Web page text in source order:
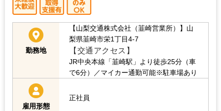
勤務地
【山梨交通株式会社（韮崎営業所）】山
梨県韮崎市栄1丁目4-7
【交通アクセス】
JR中央本線「韮崎駅」より徒歩25分（車
で6分）／マイカー通勤可能※駐車場あり
雇用形態
正社員